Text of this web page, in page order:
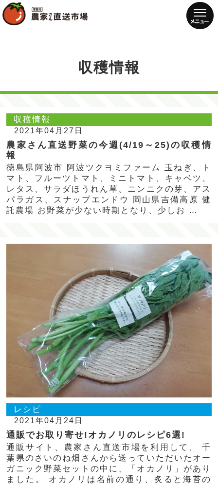
収穫情報
収穫情報
2021年04月27日
農家さん直送野菜の今週(4/19～25)の収穫情
報
徳島県阿波市 阿波ツクヨミファーム 玉ねぎ、ト
マト、フルーツトマト、ミニトマト、キャベツ、
レタス、サラダほうれん草、ニンニクの芽、アス
パラガス、スナップエンドウ 岡山県吉備高原 健
託農場 お野菜が少ない時期となり、少しお …
レシピ
2021年04月24日
通販でお取り寄せ!オカノリのレシピ6選!
通販サイト、農家さん直送市場を利用して、 千
葉県のさいのね畑さんから送っていただいたオー
ガニック野菜セットの中に、「オカノリ」があり
ました。 オカノリは名前の通り、炙ると海苔の